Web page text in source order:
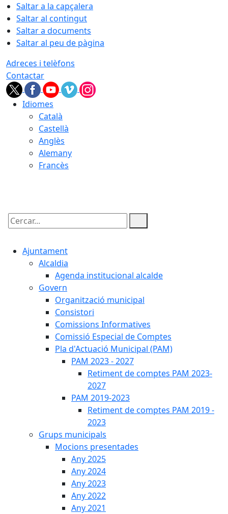
Saltar a la capçalera
Saltar al contingut
Saltar a documents
Saltar al peu de pàgina
Adreces i telèfons
Contactar
Idiomes
Català
Castellà
Anglès
Alemany
Francès
Cercar:
Ajuntament
Alcaldia
Agenda institucional alcalde
Govern
Organització municipal
Consistori
Comissions Informatives
Comissió Especial de Comptes
Pla d'Actuació Municipal (PAM)
PAM 2023 - 2027
Retiment de comptes PAM 2023-
2027
PAM 2019-2023
Retiment de comptes PAM 2019 -
2023
Grups municipals
Mocions presentades
Any 2025
Any 2024
Any 2023
Any 2022
Any 2021